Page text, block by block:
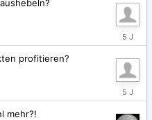
Juli
27,
2021
profitieren?
Juli
19,
2021
mehr?!